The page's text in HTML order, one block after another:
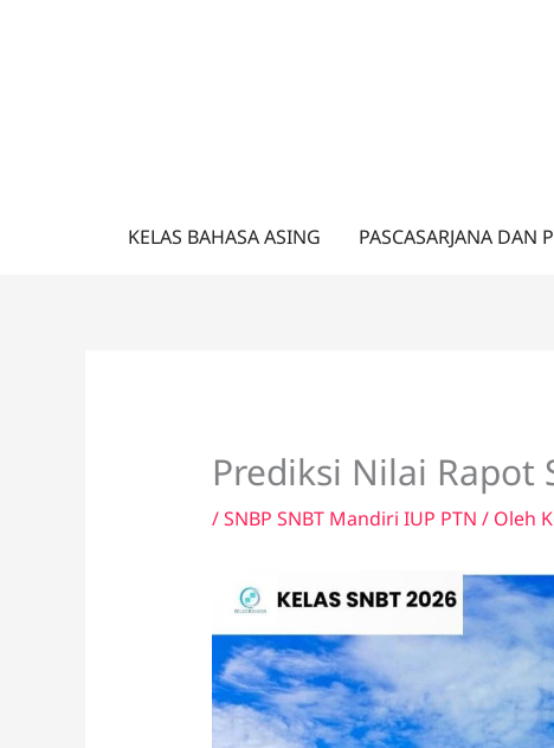
KELAS BAHASA ASING PASCASARJANA DAN
Prediksi Nilai Rapot
/SNBP SNBT Mandiri IUP PTN / Oleh